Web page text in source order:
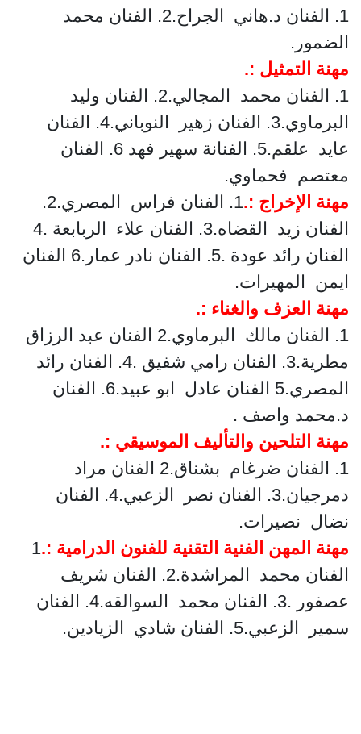
1. الفنان د.هاني الجراح.
2. الفنان محمد
الضمور.
مهنة التمثيل :.
1. الفنان محمد المجالي.
2. الفنان وليد
البرماوي.3. الفنان زهير النوباني.
4. الفنان
عايد علقم.5. الفنانة سهير فهد
6. الفنان
معتصم فحماوي.
مهنة الإخراج :.1. الفنان فراس المصري.
2.
الفنان زيد القضاه.3. الفنان علاء الربابعة .
4
الفنان رائد عودة .5. الفنان نادر عمار.
6 الفنان
ايمن المهيرات.
مهنة العزف والغناء :.
1. الفنان مالك البرماوي.
2 الفنان عبد الرزاق
مطرية.3. الفنان رامي شفيق .
4. الفنان رائد
المصري.5 الفنان عادل ابو عبيد.
6. الفنان
د.محمد واصف .
مهنة التلحين والتأليف الموسيقي :.
1. الفنان ضرغام بشناق.
2 الفنان مراد
دمرجيان.3. الفنان نصر الزعبي.
4. الفنان
نضال نصيرات.
مهنة المهن الفنية التقنية للفنون الدرامية :.1
الفنان محمد المراشدة. 2. الفنان شريف
عصفور .3. الفنان محمد السوالقه.
4. الفنان
سمير الزعبي.5. الفنان شادي الزيادين.